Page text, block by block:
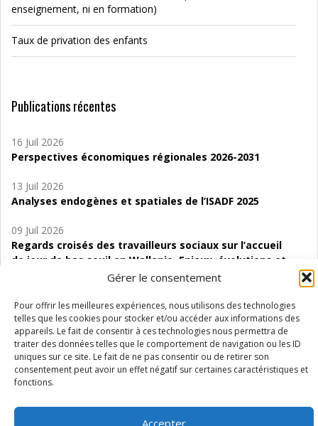
Gérer le consentement
Pour offrir les meilleures expériences, nous utilisons des technologies
telles que les cookies pour stocker et/ou accéder aux informations des
appareils. Le fait de consentir à ces technologies nous permettra de
traiter des données telles que le comportement de navigation ou les ID
uniques sur ce site. Le fait de ne pas consentir ou de retirer son
consentement peut avoir un effet négatif sur certaines caractéristiques et
fonctions.
Accepter
enseignement, ni en formation)
Taux de privation des enfants
Publications récentes
16 Juil 2026
Perspectives économiques régionales 2026-2031
13 Juil 2026
Analyses endogènes et spatiales de l’ISADF 2025
09 Juil 2026
Regards croisés des travailleurs sociaux sur l’accueil
de jour de bas seuil en Wallonie. Enjeux, évolutions et
06 Juil 2026
Étude d’évaluabilité des Structures
d’accompagnement à l’autocréation d’emploi (SAACE)
01 Juil 2026
Pénurie du personnel infirmier :quels indicateurs
Wallonie ?